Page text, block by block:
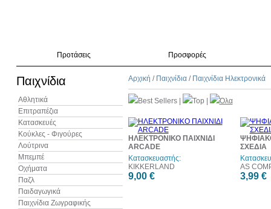
Προτάσεις Προσφορές
Παιχνίδια
Αθλητικά
Επιτραπέζια
Κατασκευές
Κούκλες - Φιγούρες
Λούτρινα
Μπεμπέ
Οχήματα
Παζλ
Παιδαγωγικά
Παιχνίδια Ζωγραφικής
Αρχική / Παιχνίδια / Παιχνίδια Ηλεκτρονικά
Best Sellers| Top Όλα
ΗΛΕΚΤΡΟΝΙΚΟ ΠΑΙΧΝΙΔΙ
ARCADE
Κατασκευαστής:
KIKKERLAND
9,00 €
ΣΧΕΔΙΑ
AS
3,99 €